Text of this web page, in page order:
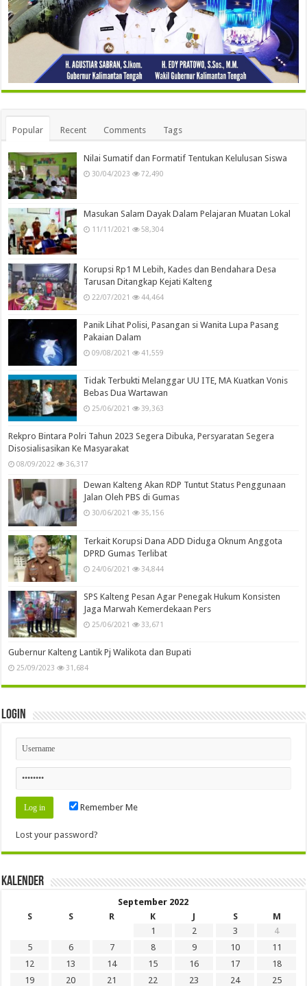
Popular Recent Comments Tags
Nilai Sumatif dan Formatif Tentukan Kelulusan Siswa
30/04/2023 72,490
Masukan Salam Dayak Dalam Pelajaran Muatan Lokal
11/11/2021 58,304
Korupsi Rp1 M Lebih, Kades dan Bendahara Desa
Tarusan Ditangkap Kejati Kalteng
22/07/2021 44,464
Panik Lihat Polisi, Pasangan si Wanita Lupa Pasang
Pakaian Dalam
09/08/2021 41,559
Tidak Terbukti Melanggar UU ITE, MA Kuatkan Vonis
Bebas Dua Wartawan
25/06/2021 39,363
Rekpro Bintara Polri Tahun 2023 Segera Dibuka, Persyaratan Segera
Disosialisasikan Ke Masyarakat
08/09/2022 36,317
Dewan Kalteng Akan RDP Tuntut Status Penggunaan
Jalan Oleh PBS di Gumas
30/06/2021 35,156
Terkait Korupsi Dana ADD Diduga Oknum Anggota
DPRD Gumas Terlibat
24/06/2021 34,844
SPS Kalteng Pesan Agar Penegak Hukum Konsisten
Jaga Marwah Kemerdekaan Pers
25/06/2021 33,671
Gubernur Kalteng Lantik Pj Walikota dan Bupati
25/09/2023 31,684
Login
Remember Me
Lost your password?
Kalender
September 2022
S
S R K J S
M
1
2 3
4
5
6 7 8 9 10
11
12
13 14 15 16 17
18
19
20 21 22 23 24
25